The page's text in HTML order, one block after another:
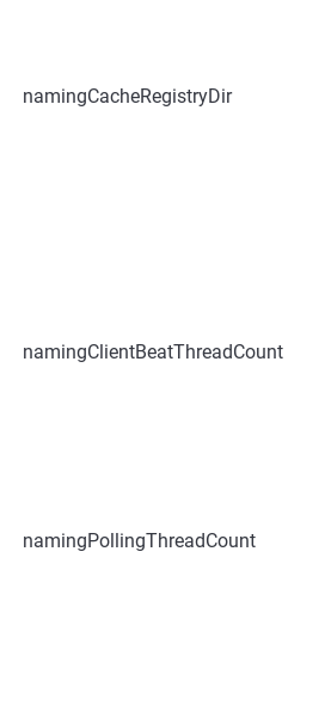
namingCacheRegistryDir
namingClientBeatThreadCount
namingPollingThreadCount